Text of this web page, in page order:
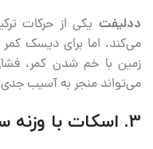
ددلیفت یکی از حرکات
می‌کند، اما برای دیسک
زمین با خم شدن کمر،
می‌تواند منجر به آسیب
3. اسکات با وزنه سنگین